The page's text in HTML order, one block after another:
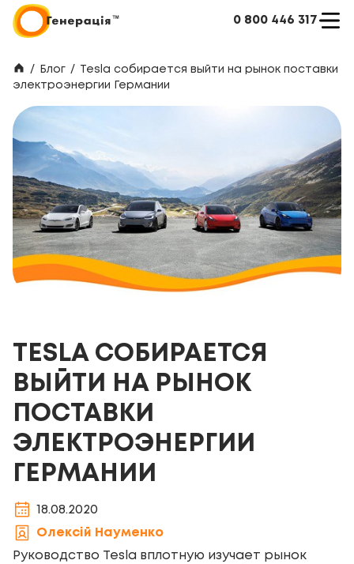
0 800 446 317
/ Блог /
Tesla собирается выйти на рынок поставки
электроэнергии Германии
TESLA СОБИРАЕТСЯ
ВЫЙТИ НА РЫНОК
ПОСТАВКИ
ЭЛЕКТРОЭНЕРГИИ
ГЕРМАНИИ
18.08.2020
Олексій Науменко
Руководство Tesla вплотную изучает рынок